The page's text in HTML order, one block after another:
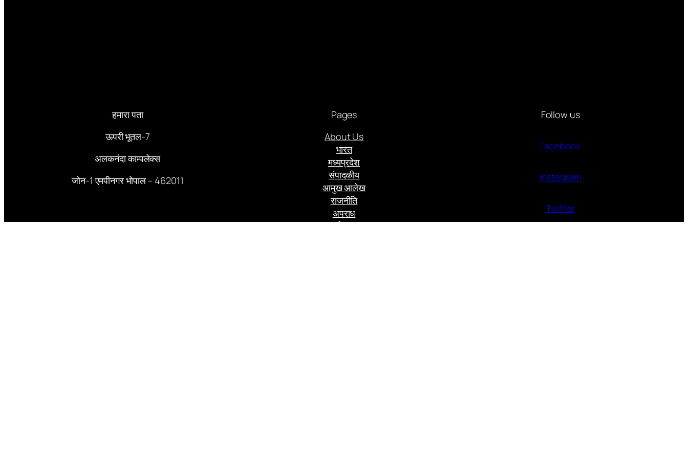
हमारा पता
ऊपरी भूतल-7
अलकनंदा काम्पलेक्स
जोन-1 एमपीनगर भोपाल – 462011
Pages
About Us
भारत
मध्यप्रदेश
संपादकीय
आमुख आलेख
राजनीति
अपराध
अर्थ संसार
Follow us
Facebook
Instagram
Twitter